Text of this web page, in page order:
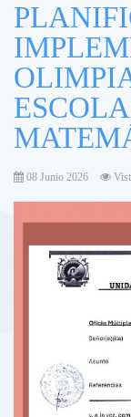
08 Junio 2026